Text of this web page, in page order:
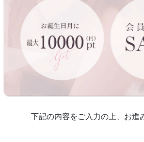
下記の内容をご入力の上、お進